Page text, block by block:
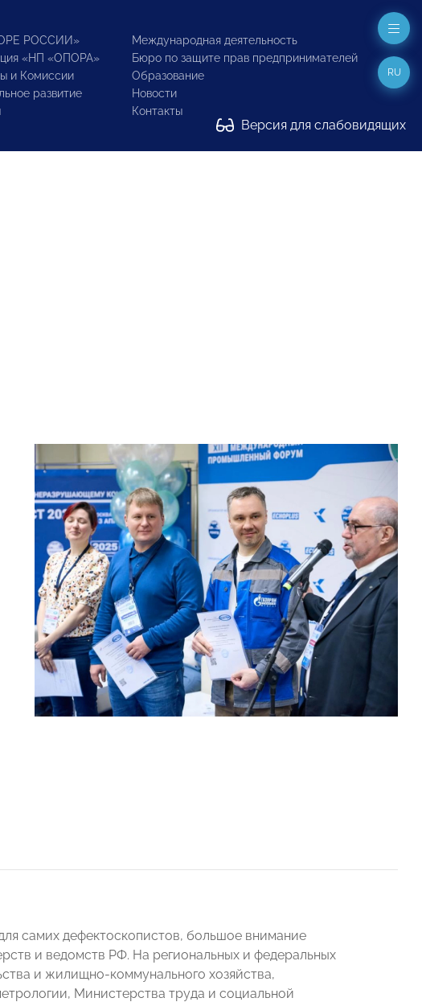
РОССИИ»
«НП «ОПОРА»
и Комиссии
развитие
Международная деятельность
Бюро по защите прав предпринимателей
Образование
Новости
Контакты
Версия для слабовидящих
RU
самих дефектоскопистов, большое внимание
и ведомств РФ. На региональных и федеральных
и жилищно-коммунального хозяйства,
Министерства труда и социальной